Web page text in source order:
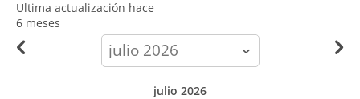
Ultima actualización hace
6 meses
calendar-
month
julio 2026